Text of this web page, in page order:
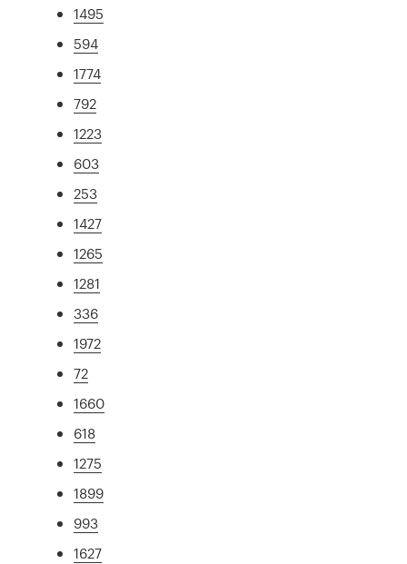
1495
594
1774
792
1223
603
253
1427
1265
1281
336
1972
72
1660
618
1275
1899
993
1627